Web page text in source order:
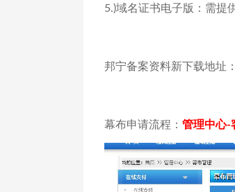
5.)域名证书电子版：需提
邦宁备案资料新下载地址：
幕布申请流程：管理中心-